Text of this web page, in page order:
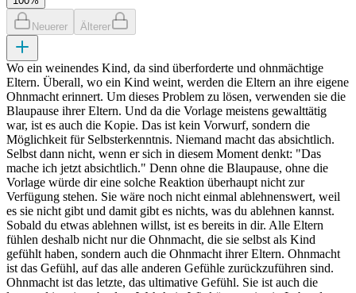
Neuerer Älterer
Wo ein weinendes Kind, da sind überforderte und ohnmächtige
Eltern. Überall, wo ein Kind weint, werden die Eltern an ihre eigene
Ohnmacht erinnert. Um dieses Problem zu lösen, verwenden sie die
Blaupause ihrer Eltern. Und da die Vorlage meistens gewalttätig
war, ist es auch die Kopie. Das ist kein Vorwurf, sondern die
Möglichkeit für Selbsterkenntnis. Niemand macht das absichtlich.
Selbst dann nicht, wenn er sich in diesem Moment denkt: "Das
mache ich jetzt absichtlich." Denn ohne die Blaupause, ohne die
Vorlage würde dir eine solche Reaktion überhaupt nicht zur
Verfügung stehen. Sie wäre noch nicht einmal ablehnenswert, weil
es sie nicht gibt und damit gibt es nichts, was du ablehnen kannst.
Sobald du etwas ablehnen willst, ist es bereits in dir. Alle Eltern
fühlen deshalb nicht nur die Ohnmacht, die sie selbst als Kind
gefühlt haben, sondern auch die Ohnmacht ihrer Eltern. Ohnmacht
ist das Gefühl, auf das alle anderen Gefühle zurückzuführen sind.
Ohnmacht ist das letzte, das ultimative Gefühl. Sie ist auch die